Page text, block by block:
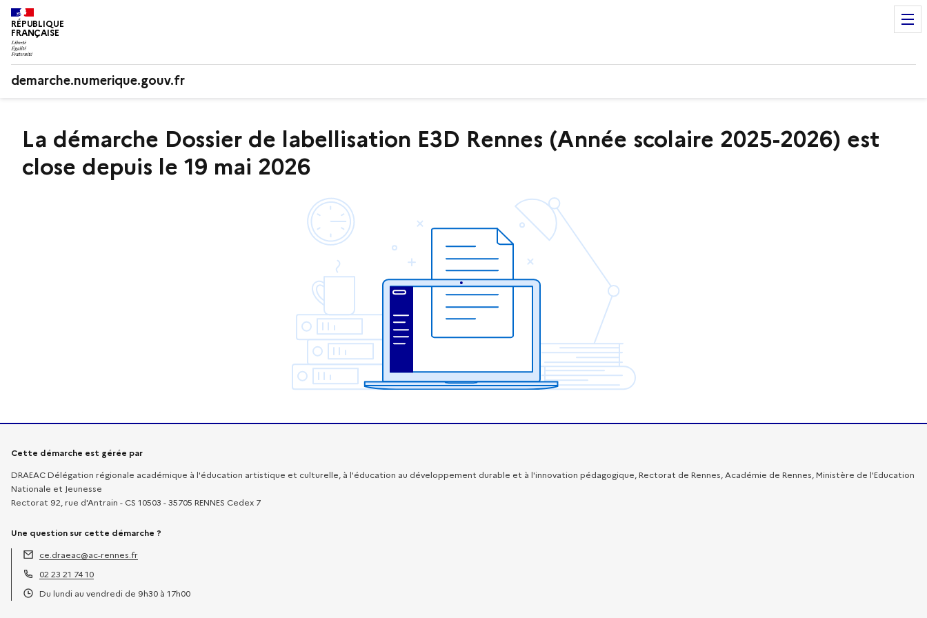
RÉPUBLIQUE
FRANÇAISE
demarche.numerique.gouv.fr
La démarche Dossier de labellisation E3D Rennes (Année scolaire 2025-2026) est
close depuis le 19 mai 2026
Informations sur la démarche
Cette démarche est gérée par
DRAEAC Délégation régionale académique à l'éducation artistique et culturelle, à l'éducation au développement durable et à l'innovation pédagogique, Rectorat de Rennes, Académie de Rennes, Ministère de l'Education
Nationale et Jeunesse
Rectorat 92, rue d'Antrain - CS 10503 - 35705 RENNES Cedex 7
Une question sur cette démarche ?
Adresse électronique :
ce.draeac@ac-rennes.fr
Téléphone :
02 23 21 74 10
Du lundi au vendredi de 9h30 à 17h00